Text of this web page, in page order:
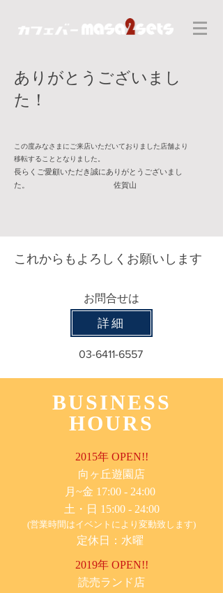
​ありがとうございまし
た！
この度みなさまにご来店いただいておりました店舗より
​移転することとなりました。
​長らくご愛顧いただき誠にありがとうございまし
た。
佐賀山
​これからもよろしくお願いします
​お問合せは
詳細
03-6411-6557
BUSINESS
HOURS
2015年 OPEN!!
​向ヶ丘遊園店
月~金 17:00 - 24:00
土・日 15:00 - 24:00
(営業時間はイベントにより変動致します)
定休日：水曜
2019年 OPEN!!
​読売ランド店